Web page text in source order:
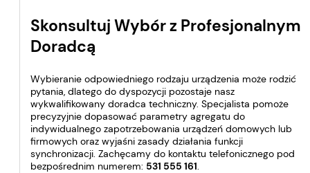
Skonsultuj Wybór z Profesjonalnym
Doradcą
Wybieranie odpowiedniego rodzaju urządzenia może rodzić
pytania, dlatego do dyspozycji pozostaje nasz
wykwalifikowany doradca techniczny. Specjalista pomoże
precyzyjnie dopasować parametry agregatu do
indywidualnego zapotrzebowania urządzeń domowych lub
firmowych oraz wyjaśni zasady działania funkcji
synchronizacji. Zachęcamy do kontaktu telefonicznego pod
bezpośrednim numerem: 531 555 161